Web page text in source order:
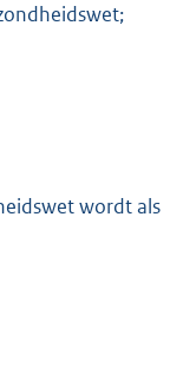
wordt als